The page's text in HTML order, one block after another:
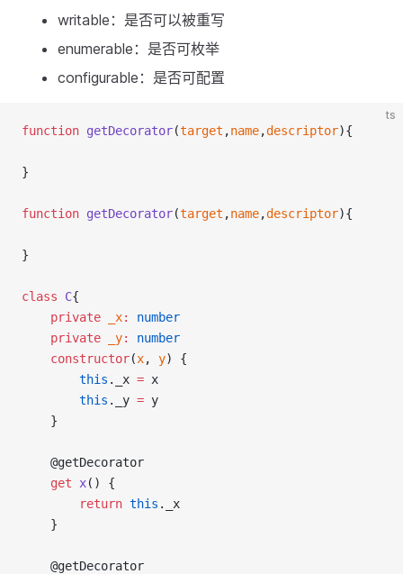
writable：是否可以被重写
enumerable：是否可枚举
configurable：是否可配置
ts
function getDecorator(target ,name,descriptor){
}
function getDecorator(target ,name,descriptor){
}
class C{
private
_x:
number
private
_y:
number
constructor(x, y) {
this ._x = x
this ._y = y
    }
    @getDecorator
get
x() {
return this ._x
    }
    @getDecorator